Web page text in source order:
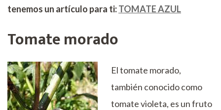
tenemos un artículo para ti:TOMATE AZUL
Tomate morado
El tomate morado,
también conocido como
tomate violeta, es un fruto